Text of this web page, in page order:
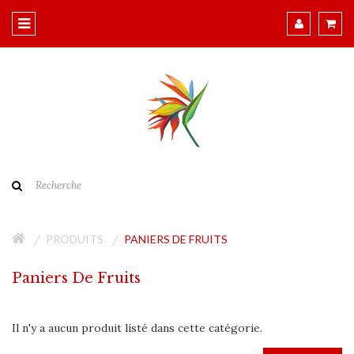
PRODUITS PANIERS DE FRUITS
Paniers De Fruits
Il n'y a aucun produit listé dans cette catégorie.